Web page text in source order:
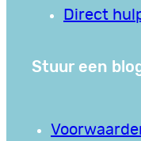
Direct
Stuur een